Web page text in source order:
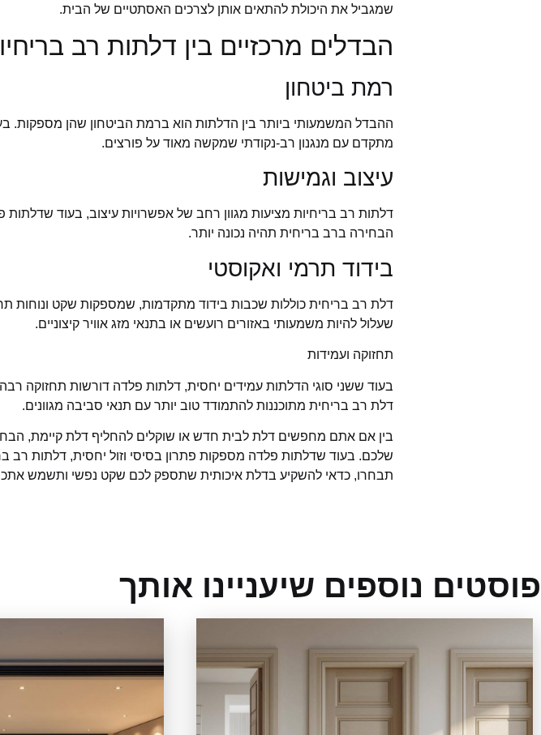
שמגביל את היכולת להתאים אותן לצרכים האסתטיים של הבית.
הבדלים מרכזיים בין דלתות רב
רמת ביטחון
ההבדל המשמעותי ביותר בין הדלתות הוא ברמת הביטחון שהן מספקות.
מתקדם עם מנגנון רב-נקודתי שמקשה מאוד על פורצים.
עיצוב וגמישות
דלתות רב בריחיות מציעות מגוון רחב של אפשרויות עיצוב, בעוד
הבחירה ברב בריחית תהיה נכונה יותר.
בידוד תרמי ואקוסטי
דלת רב בריחית כוללות שכבות בידוד מתקדמות, שמספקות שקט ונוחות
שעלול להיות משמעותי באזורים רועשים או בתנאי מזג אוויר קיצוניים.
תחזוקה ועמידות
בעוד ששני סוגי הדלתות עמידים יחסית, דלתות פלדה דורשות תחזוקה
דלת רב בריחית מתוכננות להתמודד טוב יותר עם תנאי סביבה מגוונים.
בין אם אתם מחפשים דלת לבית חדש או שוקלים להחליף דלת קיימת,
שלכם. בעוד שדלתות פלדה מספקות פתרון בסיסי וזול יחסית, דלתות רב
תבחרו, כדאי להשקיע בדלת איכותית שתספק לכם שקט נפשי ותשמש
פוסטים נוספים שיעניינו אותך